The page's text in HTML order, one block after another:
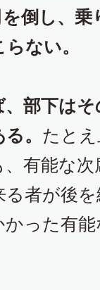
倒し、乗
ない。
部下は
。 たと
有能な
者が後
った有